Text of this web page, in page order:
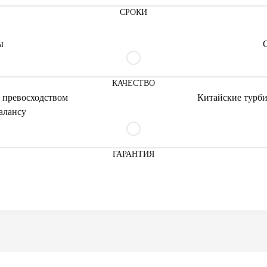
СРОКИ
КАЧЕСТВО
Китайские
ГАРАНТИЯ